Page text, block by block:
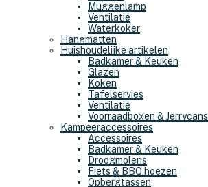
Muggenlamp
Ventilatie
Waterkoker
Hangmatten
Huishoudelijke artikelen
Badkamer & Keuken
Glazen
Koken
Tafelservies
Ventilatie
Voorraadboxen & Jerrycans
Kampeeraccessoires
Accessoires
Badkamer & Keuken
Droogmolens
Fiets & BBQ hoezen
Opbergtassen